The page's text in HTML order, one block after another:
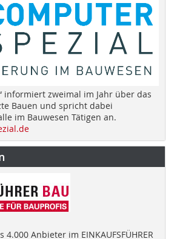
informiert zweimal im Jahr über das
Bauen und spricht dabei
im Bauwesen Tätigen an.
Anbieter im EINKAUFSFÜHRER